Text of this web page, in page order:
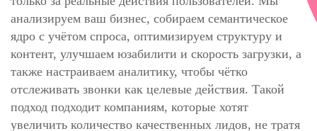
анализируем ваш бизнес, собираем семантическое
ядро с учётом спроса, оптимизируем структуру и
контент, улучшаем юзабилити и скорость загрузки, а
также настраиваем аналитику, чтобы чётко
отслеживать звонки как целевые действия. Такой
подход подходит компаниям, которые хотят
увеличить количество качественных лидов, не тратя